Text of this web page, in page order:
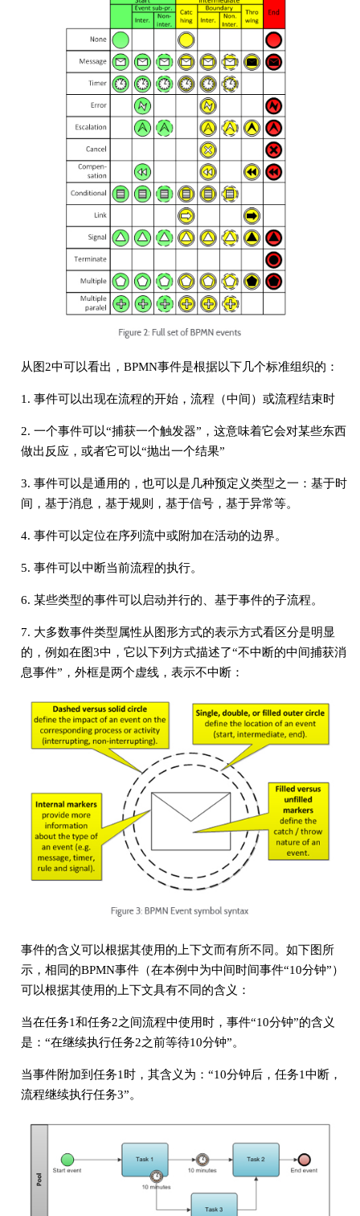
从图2中可以看出，BPMN事件是根据以下几个标准组织的：
1. 事件可以出现在流程的开始，流程（中间）或流程结束时
2. 一个事件可以“捕获一个触发器”，这意味着它会对某些东西
做出反应，或者它可以“抛出一个结果”
3. 事件可以是通用的，也可以是几种预定义类型之一：基于时
间，基于消息，基于规则，基于信号，基于异常等。
4. 事件可以定位在序列流中或附加在活动的边界。
5. 事件可以中断当前流程的执行。
6. 某些类型的事件可以启动并行的、基于事件的子流程。
7. 大多数事件类型属性从图形方式的表示方式看区分是明显
的，例如在图3中，它以下列方式描述了“不中断的中间捕获消
息事件”，外框是两个虚线，表示不中断：
事件的含义可以根据其使用的上下文而有所不同。如下图所
示，相同的BPMN事件（在本例中为中间时间事件“10分钟”）
可以根据其使用的上下文具有不同的含义：
当在任务1和任务2之间流程中使用时，事件“10分钟”的含义
是：“在继续执行任务2之前等待10分钟”。
当事件附加到任务1时，其含义为：“10分钟后，任务1中断，
流程继续执行任务3”。